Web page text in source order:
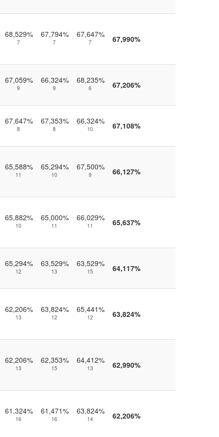
68,529%
7
67,794%
7
67,647%
7 67,990%
67,059%
9
66,324%
9
68,235%
6 67,206%
67,647%
8
67,353%
8
66,324%
10 67,108%
65,588%
11
65,294%
10
67,500%
9 66,127%
65,882%
10
65,000%
11
66,029%
11 65,637%
65,294%
12
63,529%
13
63,529%
15 64,117%
62,206%
13
63,824%
12
65,441%
12 63,824%
62,206%
13
62,353%
15
64,412%
13 62,990%
61,324%
16
61,471%
16
63,824%
14 62,206%